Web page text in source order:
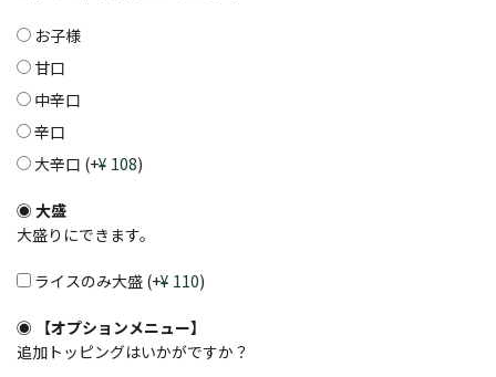
お子様
甘口
中辛口
辛口
大辛口 (+ 108)
大盛
大盛りにできます。
ライスのみ大盛 (+ 110)
【オプションメニュー】
追加トッピングはいかがですか？